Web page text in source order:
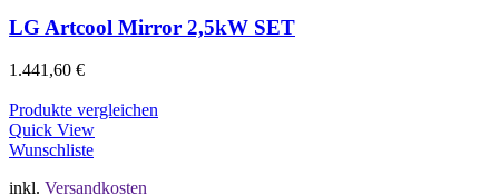
LG Artcool Mirror 2,5kW SET
1.441,60 €
Produkte vergleichen
Quick View
Wunschliste
inkl. Versandkosten